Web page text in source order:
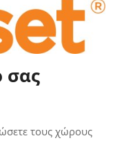
σας
τους χώρους